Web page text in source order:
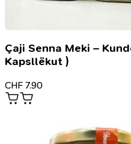
Çaji Senna Meki –
Kapsllëkut )
CHF 7.90